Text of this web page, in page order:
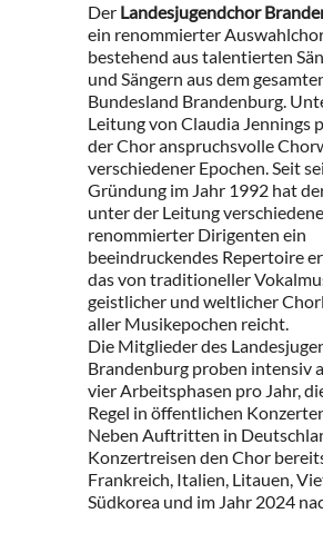
Der Landesjugendchor
ein renommierter
bestehend aus talentierten
und Sängern aus dem
Bundesland Brandenburg.
Leitung von Claudia Jennings
der Chor anspruchsvolle
verschiedener Epochen. Seit
Gründung im Jahr 1992 hat
unter der Leitung
renommierter Dirigenten ein
beeindruckendes Repertoire
das von traditioneller
geistlicher und weltlicher
aller Musikepochen reicht.
Die Mitglieder des
Brandenburg proben intensiv
vier Arbeitsphasen pro Jahr,
Regel in öffentlichen
Neben Auftritten in
Konzertreisen den Chor
Frankreich, Italien, Litauen,
Südkorea und im Jahr 2024